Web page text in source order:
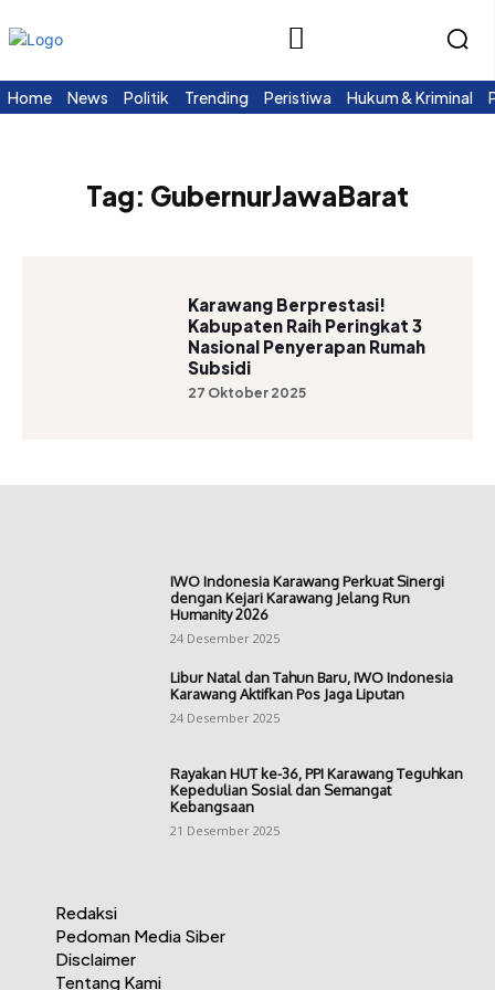
Home News Politik Trending Peristiwa Hukum & Kriminal
Tag: GubernurJawaBarat
Karawang Berprestasi!
Kabupaten Raih Peringkat 3
Nasional Penyerapan Rumah
Subsidi
27 Oktober 2025
IWO Indonesia Karawang Perkuat Sinergi
dengan Kejari Karawang Jelang Run
Humanity 2026
24 Desember 2025
Libur Natal dan Tahun Baru, IWO Indonesia
Karawang Aktifkan Pos Jaga Liputan
24 Desember 2025
Rayakan HUT ke-36, PPI Karawang Teguhkan
Kepedulian Sosial dan Semangat
Kebangsaan
21 Desember 2025
Redaksi
Pedoman Media Siber
Disclaimer
Tentang Kami